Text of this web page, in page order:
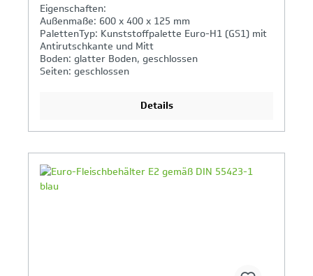
Eigenschaften:
Außenmaße: 600 x 400 x 125 mm
PalettenTyp: Kunststoffpalette Euro-H1 (GS1) mit
Antirutschkante und Mitt
Boden: glatter Boden, geschlossen
Seiten: geschlossen
Details
Ihr Produktvergleich ist voll